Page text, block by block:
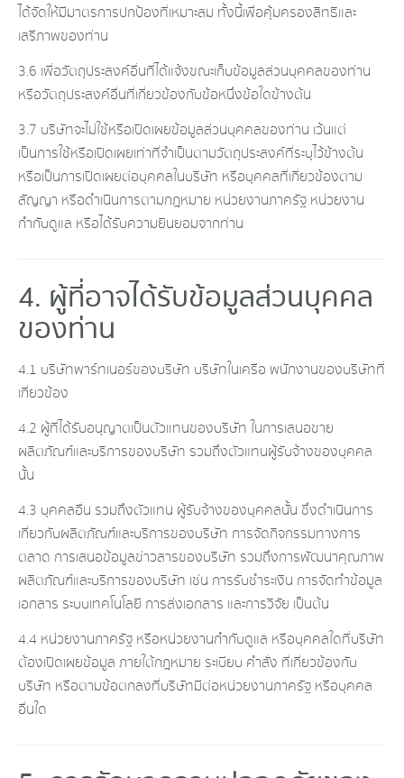
ได้จัดให้มีมาตรการปกป้องที่เหมาะสม ทั้งนี้เพื่อคุ้มครองสิทธิและ
เสรีภาพของท่าน
3.6 เพื่อวัตถุประสงค์อื่นที่ได้แจ้งขณะเก็บข้อมูลส่วนบุคคลของท่าน
หรือวัตถุประสงค์อื่นที่เกี่ยวข้องกับข้อหนึ่งข้อใดข้างต้น
3.7 บริษัทจะไม่ใช้หรือเปิดเผยข้อมูลส่วนบุคคลของท่าน เว้นแต่
เป็นการใช้หรือเปิดเผยเท่าที่จำเป็นตามวัตถุประสงค์ที่ระบุไว้ข้างต้น
หรือเป็นการเปิดเผยต่อบุคคลในบริษัท หรือบุคคลที่เกี่ยวข้องตาม
สัญญา หรือดำเนินการตามกฎหมาย หน่วยงานภาครัฐ หน่วยงาน
กำกับดูแล หรือได้รับความยินยอมจากท่าน
4. ผู้ที่อาจได้รับข้อมูลส่วนบุคคล
ของท่าน
4.1 บริษัทพาร์ทเนอร์ของบริษัท บริษัทในเครือ พนักงานของบริษัทที่
เกี่ยวข้อง
4.2 ผู้ที่ได้รับอนุญาตเป็นตัวแทนของบริษัท ในการเสนอขาย
ผลิตภัณฑ์และบริการของบริษัท รวมถึงตัวแทนผู้รับจ้างของบุคคล
นั้น
4.3 บุคคลอื่น รวมถึงตัวแทน ผู้รับจ้างของบุคคลนั้น ซึ่งดำเนินการ
เกี่ยวกับผลิตภัณฑ์และบริการของบริษัท การจัดกิจกรรมทางการ
ตลาด การเสนอข้อมูลข่าวสารของบริษัท รวมถึงการพัฒนาคุณภาพ
ผลิตภัณฑ์และบริการของบริษัท เช่น การรับชำระเงิน การจัดทำข้อมูล
เอกสาร ระบบเทคโนโลยี การส่งเอกสาร และการวิจัย เป็นต้น
4.4 หน่วยงานภาครัฐ หรือหน่วยงานกำกับดูแล หรือบุคคลใดที่บริษัท
ต้องเปิดเผยข้อมูล ภายใต้กฎหมาย ระเบียบ คำสั่ง ที่เกี่ยวข้องกับ
บริษัท หรือตามข้อตกลงที่บริษัทมีต่อหน่วยงานภาครัฐ หรือบุคคล
อื่นใด